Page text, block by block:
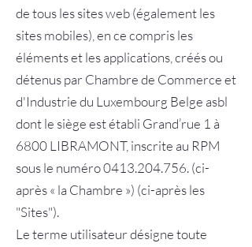
de tous les sites web (également les
sites mobiles), en ce compris les
éléments et les applications, créés ou
détenus par Chambre de Commerce et
d'Industrie du Luxembourg Belge asbl
dont le siège est établi Grand’rue 1 à
6800 LIBRAMONT, inscrite au RPM
sous le numéro 0413.204.756. (ci-
après « la Chambre ») (ci-après les
"Sites").
Le terme utilisateur désigne toute